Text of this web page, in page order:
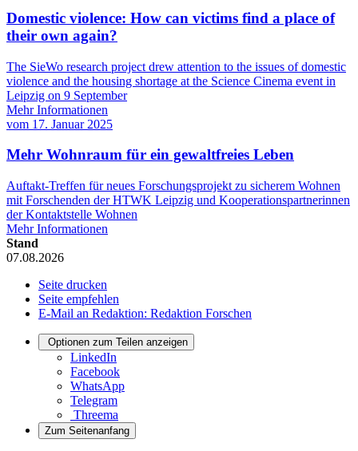
Domestic violence: How can victims find a place of
their own again?
The SieWo research project drew attention to the issues of domestic
violence and the housing shortage at the Science Cinema event in
Leipzig on 9 September
Mehr Informationen
vom 17. Januar 2025
Mehr Wohnraum für ein gewaltfreies Leben
Auftakt-Treffen für neues Forschungsprojekt zu sicherem Wohnen
mit Forschenden der HTWK Leipzig und Kooperationspartnerinnen
der Kontaktstelle Wohnen
Mehr Informationen
Stand
07.08.2026
Seite drucken
Seite empfehlen
E-Mail an Redaktion: Redaktion Forschen
Optionen zum Teilen anzeigen
LinkedIn
Facebook
WhatsApp
Telegram
Threema
Zum Seitenanfang